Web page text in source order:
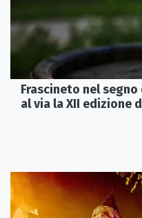
Frascineto nel
al via la XII edizione